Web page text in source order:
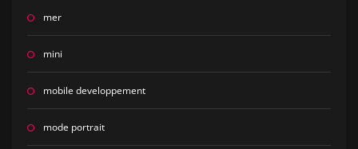
mer
mini
mobile developpement
mode portrait